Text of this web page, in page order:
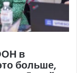
в
больше,